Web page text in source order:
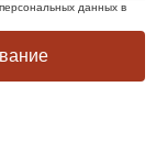
данных в